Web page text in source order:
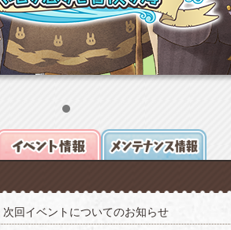
次回イベントについてのお知らせ